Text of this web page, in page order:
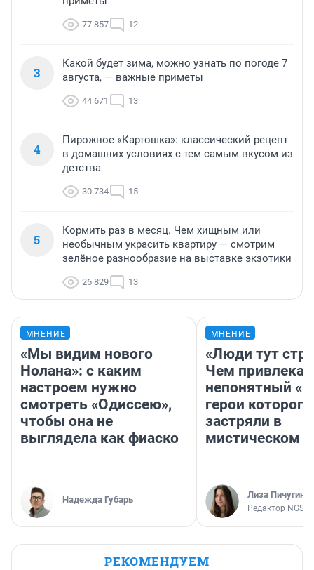
77 857 12
3
Какой будет зима, можно узнать по погоде 7
августа, — важные приметы
44 671 13
4
Пирожное «Картошка»: классический рецепт
в домашних условиях с тем самым вкусом из
детства
30 734 15
5
Кормить раз в месяц. Чем хищным или
необычным украсить квартиру — смотрим
зелёное разнообразие на выставке экзотики
26 829 13
МНЕНИЕ
«Мы видим нового
Нолана»: с каким
настроем нужно
смотреть «Одиссею»,
чтобы она не
выглядела как фиаско
Надежда Губарь
МНЕНИЕ
«Люди тут
Чем
непонятный
герои которого
застряли в
мистическом
Лиза Пичугина
Редактор
РЕКОМЕНДУЕМ